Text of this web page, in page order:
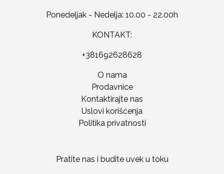
Ponedeljak - Nedelja: 10.00 - 22.00h
KONTAKT:
+381692628628
O nama
Prodavnice
Kontaktirajte nas
Uslovi korišćenja
Politika privatnosti
Pratite nas i budite uvek u toku